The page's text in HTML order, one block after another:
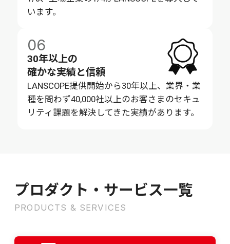
います。
06
30年以上の
確かな実績と信頼
LANSCOPE提供開始から30年以上、業界・業
種を問わず40,000社以上のお客さまのセキュ
リティ課題を解決してきた実績があります。
プロダクト・サービス一覧
PRODUCTS & SERVICES